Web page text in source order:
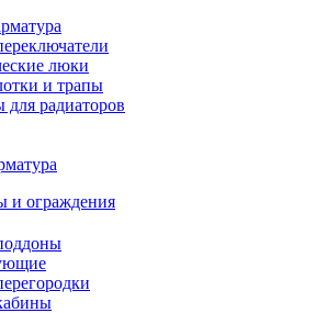
люки
и трапы
радиаторов
и ограждения